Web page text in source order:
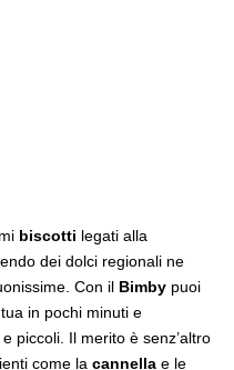
biscotti legati alla
dei dolci regionali ne
Con il Bimby puoi
in pochi minuti e
piccoli. Il merito è senz’altro
come la cannella e le